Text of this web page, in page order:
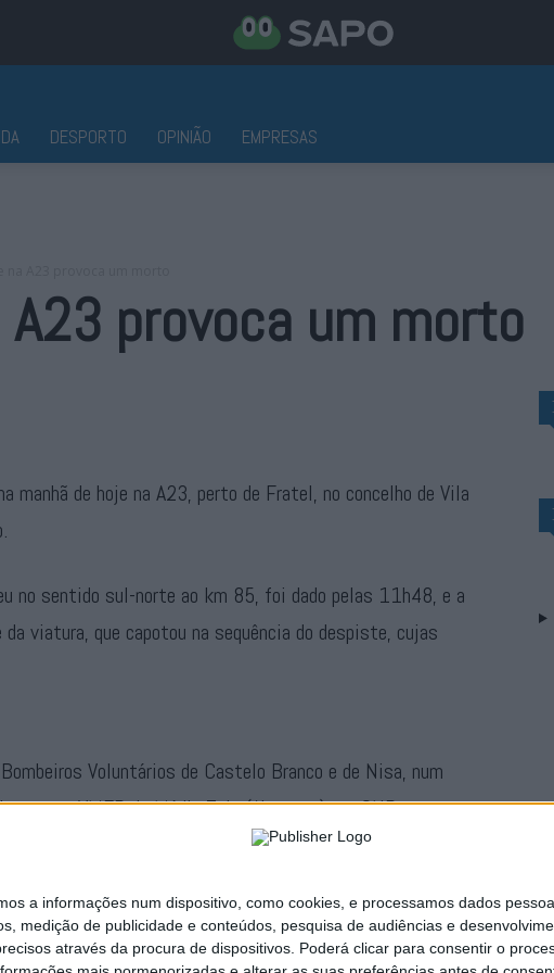
a informações num dispositivo, como cookies, e processamos dados
medição de publicidade e conteúdos, pesquisa de audiências e
através da procura de dispositivos. Poderá clicar para consentir o
DESPORTO OPINIÃO EMPRESAS
provoca um morto
manhã de hoje na A23, perto de Fratel, no concelho de Vila
no sentido sul-norte ao km 85, foi dado pelas 11h48, e a
viatura, que capotou na sequência do despiste, cujas
Voluntários de Castelo Branco e de Nisa, num
a VMER do Médio Tejo (Abrantes) e a GNR.